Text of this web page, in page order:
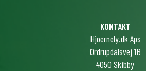
KONTAKT
Hjoernely.dk Aps
Ordrupdalsvej 1B
4050 Skibby